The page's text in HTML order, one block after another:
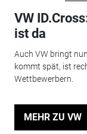
VW
ist da
Auch VW bringt
kommt spät, ist
Wettbewerbern.
MEHR ZU VW